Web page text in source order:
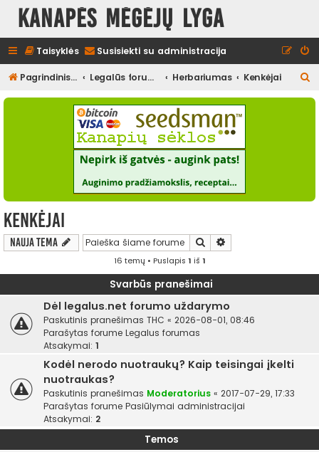
Kanapės mėgėjų lyga
Taisyklės Susisiekti su administracija
Pagrindinis diskusijų puslapis Legalūs forumai Herbariumas Kenkėjai
e
Kenkėjai
Nauja tema Ieškoti
16 temų • Puslapis 1 iš 1
Svarbūs pranešimai
Dėl legalus.net forumo uždarymo
Paskutinis pranešimas THC « 2026-08-01, 08:46
Parašytas forume Legalus forumas
Atsakymai: 1
Kodėl nerodo nuotraukų? Kaip teisingai įkelti
nuotraukas?
Paskutinis pranešimas Moderatorius « 2017-07-29, 17:33
Parašytas forume Pasiūlymai administracijai
Atsakymai: 2
Temos